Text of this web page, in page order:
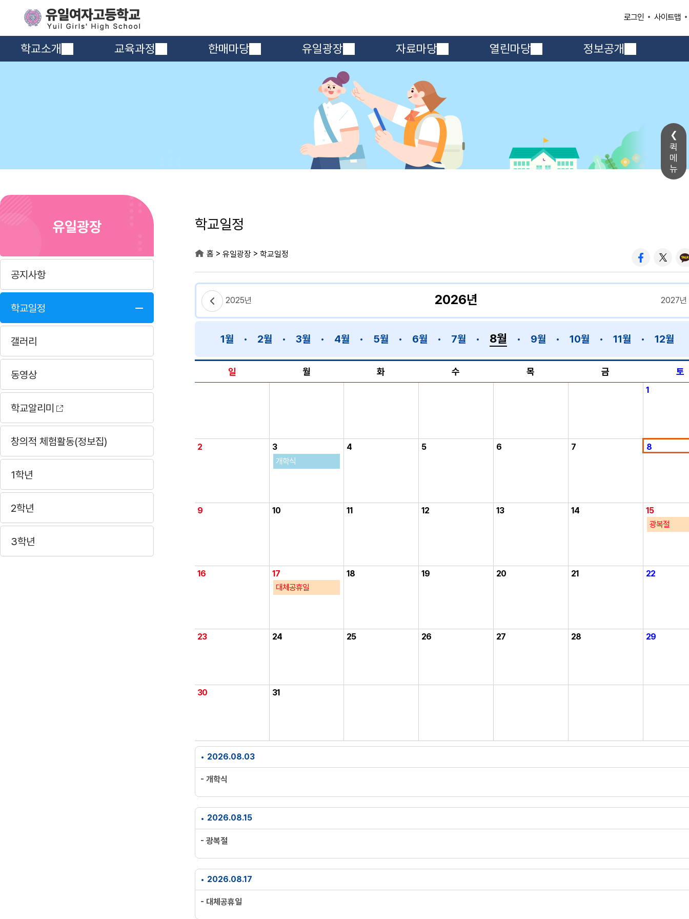
퀵
메
뉴
로그인 사이트맵
학교소개 교육과정 한매마당 유일광장 자료마당 열린마당 정보공개
유일광장
공지사항
학교일정
갤러리
동영상
학교알리미
창의적 체험활동(정보집)
1학년
2학년
3학년
학교일정
홈 > 유일광장 > 학교일정
2025년 2026년 2027년
1월 2월 3월 4월 5월 6월 7월 8월 9월 10월 11월 12월
일 월 화 수 목 금 토
1
2 3 4 5 6 7
8
개학식
9 10 11 12 13 14
15
광복절
16 17 18 19 20 21
22
대체공휴일
23 24 25 26 27 28 29
30 31
2026.08.03
- 개학식
2026.08.15
- 광복절
2026.08.17
- 대체공휴일